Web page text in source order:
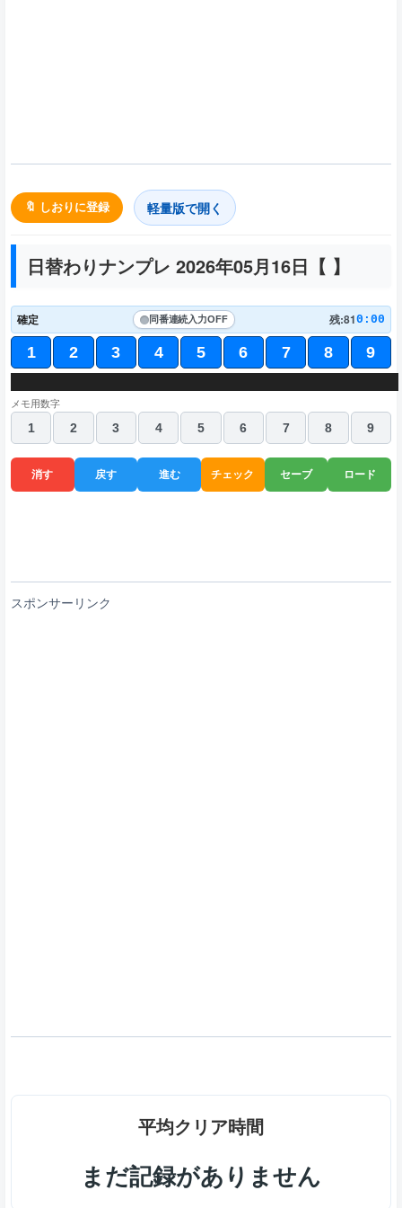
🔖 しおりに登録 軽量版で開く
日替わりナンプレ 2026年05月16日【 】
確定 同番連続入力OFF 残:810:00
1 2 3 4 5 6 7 8 9
メモ用数字
1
2 3 4 5 6 7 8 9
消す 戻す 進む チェック セーブ ロード
スポンサーリンク
平均クリア時間
まだ記録がありません